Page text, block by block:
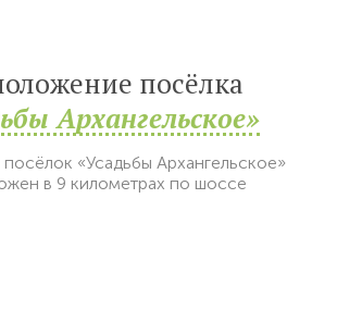
посёлка
Архангельское»
«Усадьбы Архангельское»
в 9 километрах по шоссе